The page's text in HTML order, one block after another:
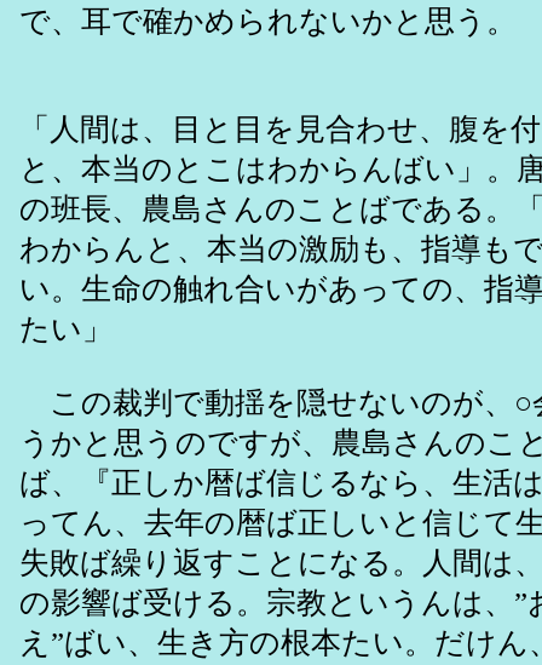
で、耳で確かめられないかと思う。
「人間は、目と目を見合わせ、腹を
と、本当のとこはわからんばい」。
の班長、農島さんのことばである。
わからんと、本当の激励も、指導も
い。生命の触れ合いがあっての、指
たい」
この裁判で動揺を隠せないのが、○
うかと思うのですが、農島さんのこ
ば、『正しか暦ば信じるなら、生活
ってん、去年の暦ば正しいと信じて
失敗ば繰り返すことになる。人間は
の影響ば受ける。宗教というんは、”
え”ばい、生き方の根本たい。だけん